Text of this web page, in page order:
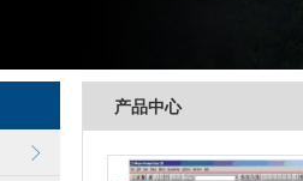
产品中心